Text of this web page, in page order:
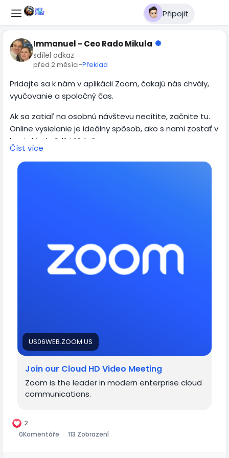
Připojit
Immanuel - Ceo Rado Mikula
sdílel odkaz
před 2 měsíci-Překlad
Pridajte sa k nám v aplikácii Zoom, čakajú nás chvály,
vyučovanie a spoločný čas.
Ak sa zatiaľ na osobnú návštevu necítite, začnite tu.
Online vysielanie je ideálny spôsob, ako s nami zostať v
kontakte každý týždeň.
Číst více
US06WEB.ZOOM.US
Join our Cloud HD Video Meeting
Zoom is the leader in modern enterprise cloud
communications.
2
0Komentáře 113 Zobrazení